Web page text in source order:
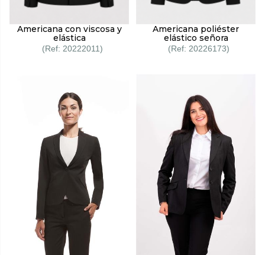
Americana con viscosa y
elástica
20222011
Americana poliéster
elástico señora
20226173